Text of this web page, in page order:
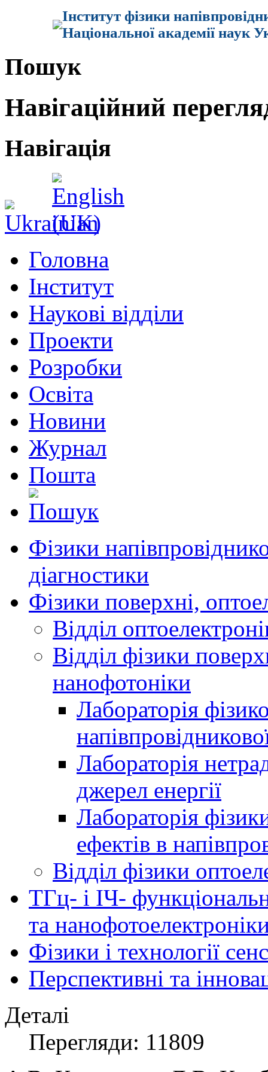
Інститут фізики
Національної академії наук
Пошук
Навігаційний
Навігація
Головна
Інститут
Наукові відділи
Проекти
Розробки
Освіта
Новини
Журнал
Пошта
Фізики
діагностики
Фізики поверхні,
Відділ
Відділ фізики
нанофотоніки
Лабораторія
Лабораторія
джерел енергії
Лабораторія
ефектів в
Відділ фізики
ТГц- і ІЧ-
та
Фізики і технології
Перспективні та
Деталі
Перегляди: 11809